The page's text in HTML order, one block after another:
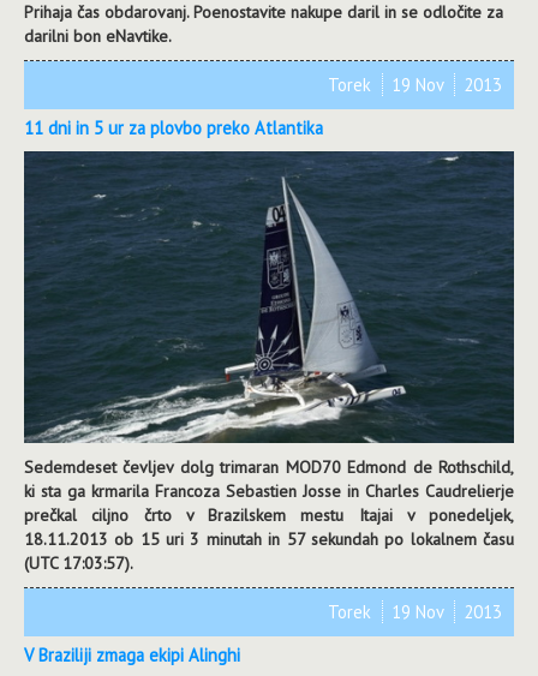
Prihaja čas obdarovanj. Poenostavite nakupe daril in se odločite za
darilni bon eNavtike.
11 dni in 5 ur za plovbo preko Atlantika
Sedemdeset čevljev dolg trimaran MOD70 Edmond de Rothschild,
ki sta ga krmarila Francoza Sebastien Josse in Charles Caudrelierje
prečkal ciljno črto v Brazilskem mestu Itajai v ponedeljek,
18.11.2013 ob 15 uri 3 minutah in 57 sekundah po lokalnem času
(UTC 17:03:57).
Torek 19 Nov 2013
V Braziliji zmaga ekipi Alinghi
Torek 19 Nov 2013